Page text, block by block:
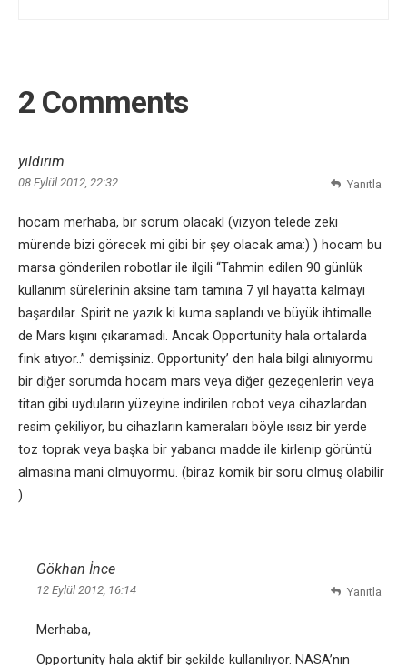
2 Comments
yıldırım
08 Eylül 2012, 22:32
hocam merhaba, bir sorum olacakl (vizyon telede zeki
mürende bizi görecek mi gibi bir şey olacak ama:) ) hocam bu
marsa gönderilen robotlar ile ilgili “Tahmin edilen 90 günlük
kullanım sürelerinin aksine tam tamına 7 yıl hayatta kalmayı
başardılar. Spirit ne yazık ki kuma saplandı ve büyük ihtimalle
de Mars kışını çıkaramadı. Ancak Opportunity hala ortalarda
fink atıyor..” demişsiniz. Opportunity’ den hala bilgi alınıyormu
bir diğer sorumda hocam mars veya diğer gezegenlerin veya
titan gibi uyduların yüzeyine indirilen robot veya cihazlardan
resim çekiliyor, bu cihazların kameraları böyle ıssız bir yerde
toz toprak veya başka bir yabancı madde ile kirlenip görüntü
almasına mani olmuyormu. (biraz komik bir soru olmuş olabilir
)
Yanıtla
Gökhan İnce
12 Eylül 2012, 16:14
Merhaba,
Opportunity hala aktif bir şekilde kullanılıyor. NASA’nın
Yanıtla